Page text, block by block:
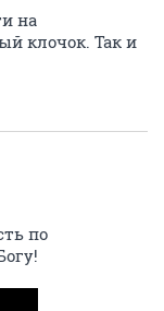
на
клочок. Так и
по